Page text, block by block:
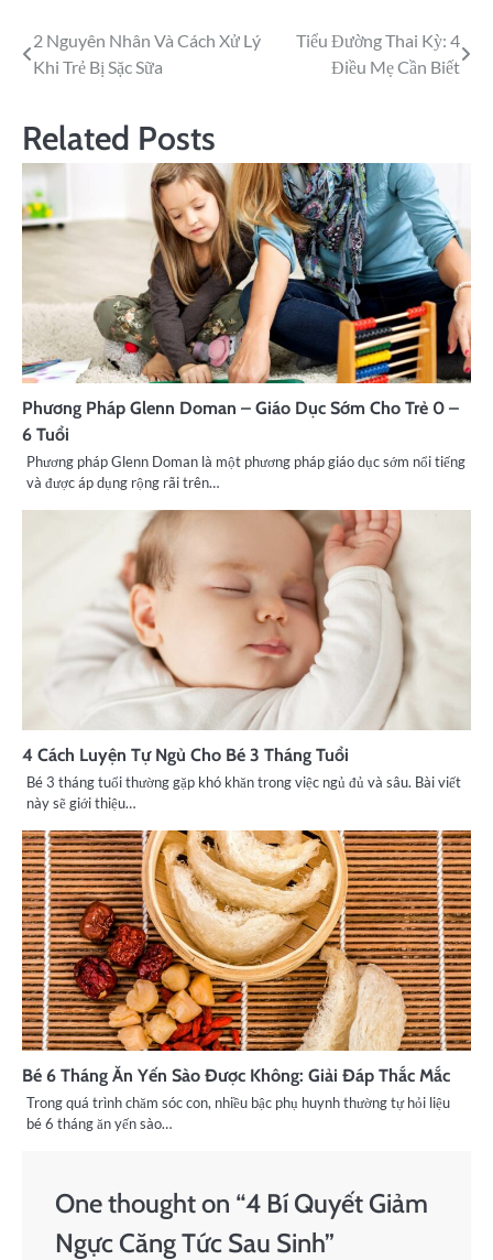
2 Nguyên Nhân Và Cách Xử Lý
Khi Trẻ Bị Sặc Sữa
Tiểu Đường Thai Kỳ: 4
Điều Mẹ Cần Biết
Related Posts
Phương Pháp Glenn Doman – Giáo Dục Sớm Cho Trẻ 0 –
6 Tuổi
Phương pháp Glenn Doman là một phương pháp giáo dục sớm nổi tiếng
và được áp dụng rộng rãi trên…
4 Cách Luyện Tự Ngủ Cho Bé 3 Tháng Tuổi
Bé 3 tháng tuổi thường gặp khó khăn trong việc ngủ đủ và sâu. Bài viết
này sẽ giới thiệu…
Bé 6 Tháng Ăn Yến Sào Được Không: Giải Đáp Thắc Mắc
Trong quá trình chăm sóc con, nhiều bậc phụ huynh thường tự hỏi liệu
bé 6 tháng ăn yến sào…
One thought on “4 Bí Quyết Giảm
Ngực Căng Tức Sau Sinh”